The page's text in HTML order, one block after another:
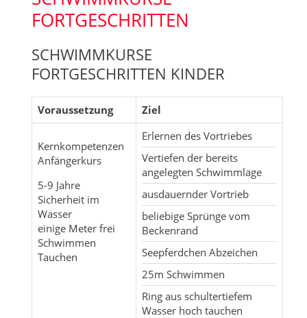
FORTGESCHRITTEN
SCHWIMMKURSE
FORTGESCHRITTEN KINDER
Voraussetzung Ziel
Kernkompetenzen
Anfängerkurs
5-9 Jahre
Sicherheit im
Wasser
einige Meter frei
Schwimmen
Tauchen
Erlernen des Vortriebes
Vertiefen der bereits
angelegten Schwimmlage
ausdauernder Vortrieb
beliebige Sprünge vom
Beckenrand
Seepferdchen Abzeichen
25m Schwimmen
Ring aus schultertiefem
Wasser hoch tauchen